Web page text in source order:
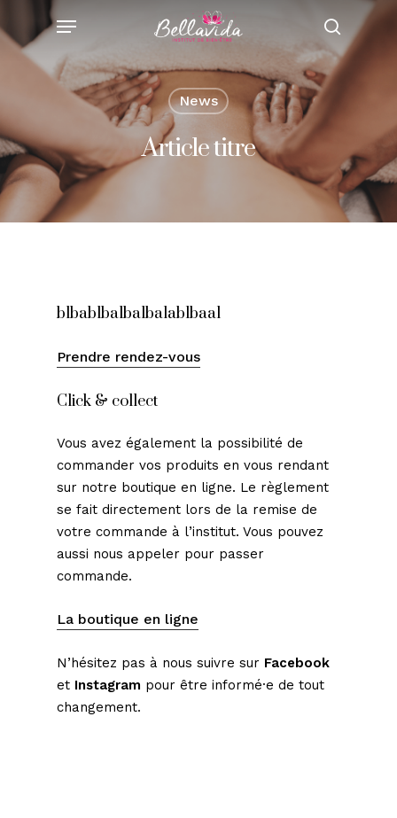
to
main
content
search
Menu
News
Article titre
blbablbalbalbalablbaal
Prendre rendez-vous
Click & collect
Vous avez également la possibilité de
commander vos produits en vous rendant
sur notre boutique en ligne. Le règlement
se fait directement lors de la remise de
votre commande à l’institut. Vous pouvez
aussi nous appeler pour passer
commande.
La boutique en ligne
N’hésitez pas à nous suivre sur Facebook
et Instagram pour être informé·e de tout
changement.